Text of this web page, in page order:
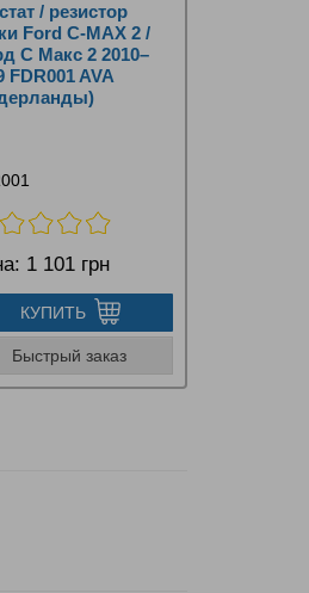
/ резистор
Ford C‑MAX 2 /
С Макс 2 2010–
FDR001 AVA
1 101 грн
КУПИТЬ
Быстрый заказ